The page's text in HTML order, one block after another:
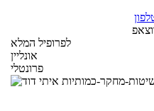
לפרופיל המלא
אונליין
פרונטלי